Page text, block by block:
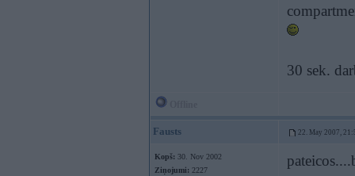
30 sek.
Fausts 22. May 2007,
Kopš: 30. Nov 2002
Ziņojumi: 2227